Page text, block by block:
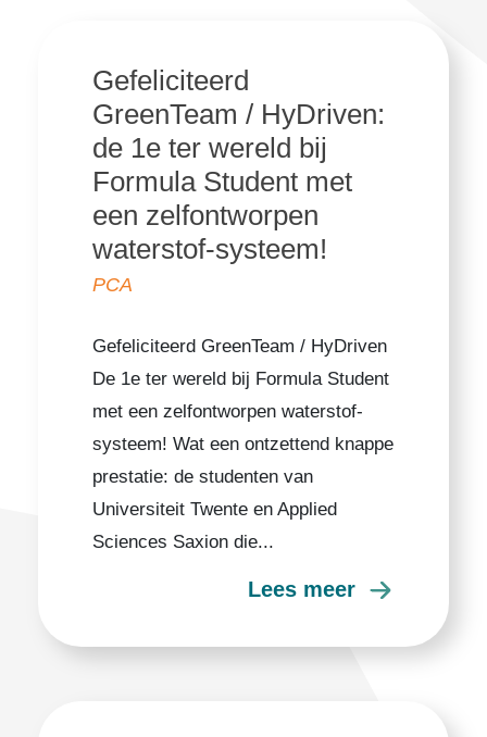
Gefeliciteerd
GreenTeam / HyDriven:
de 1e ter wereld bij
Formula Student met
een zelfontworpen
waterstof-systeem!
PCA
Gefeliciteerd GreenTeam / HyDriven
De 1e ter wereld bij Formula Student
met een zelfontworpen waterstof-
systeem! Wat een ontzettend knappe
prestatie: de studenten van
Universiteit Twente en Applied
Sciences Saxion die...
Lees meer